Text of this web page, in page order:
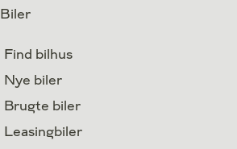
Biler
Find bilhus
Nye biler
Brugte biler
Leasingbiler